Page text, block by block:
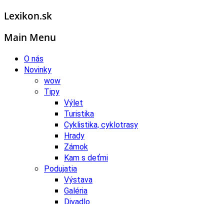
Lexikon.sk
Main Menu
O nás
Novinky
wow
Tipy
Výlet
Turistika
Cyklistika, cyklotrasy
Hrady
Zámok
Kam s deťmi
Podujatia
Výstava
Galéria
Divadlo